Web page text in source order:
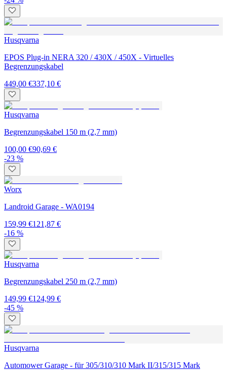
Husqvarna
EPOS Plug-in NERA 320 / 430X / 450X - Virtuelles
Begrenzungskabel
449,00 €337,10 €
Husqvarna
Begrenzungskabel 150 m (2,7 mm)
100,00 €90,69 €
-23 %
Worx
Landroid Garage - WA0194
159,99 €121,87 €
-16 %
Husqvarna
Begrenzungskabel 250 m (2,7 mm)
149,99 €124,99 €
-45 %
Husqvarna
Automower Garage - für 305/310/310 Mark II/315/315 Mark